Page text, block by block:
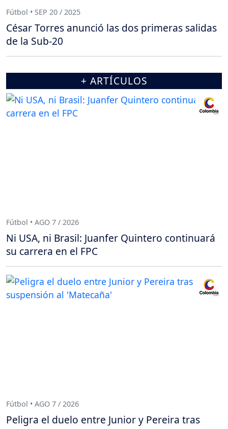
Fútbol • SEP 20 / 2025
César Torres anunció las dos primeras salidas
de la Sub-20
+ ARTÍCULOS
Fútbol • AGO 7 / 2026
Ni USA, ni Brasil: Juanfer Quintero continuará
su carrera en el FPC
Fútbol • AGO 7 / 2026
Peligra el duelo entre Junior y Pereira tras